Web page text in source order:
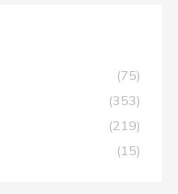
(75)
(353)
(219)
(15)